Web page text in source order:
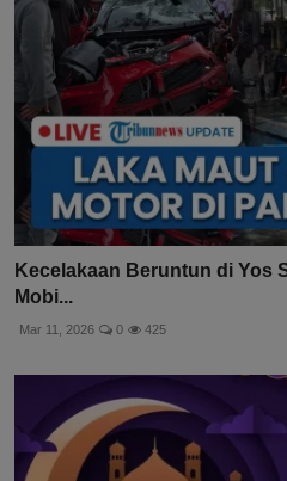
Kecelakaan Beruntun di Yos
Mobi...
Mar 11, 2026 0 425